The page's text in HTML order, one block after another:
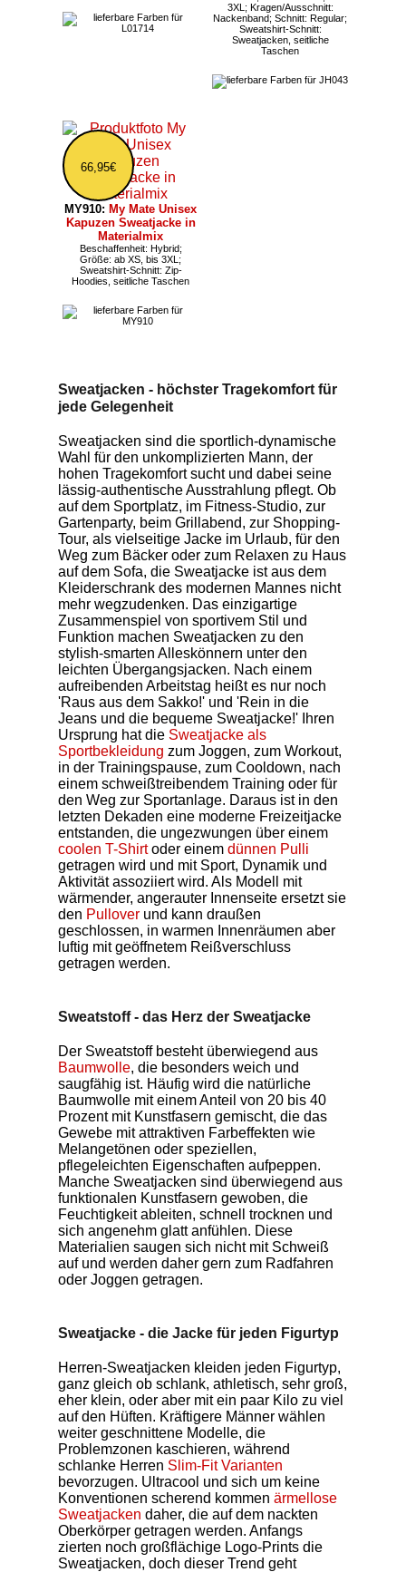
3XL; Kragen/Ausschnitt:
Nackenband; Schnitt: Regular;
Sweatshirt-Schnitt:
Sweatjacken, seitliche
Taschen
66,95€
MY910: My Mate Unisex
Kapuzen Sweatjacke in
Materialmix
Beschaffenheit: Hybrid;
Größe: ab XS, bis 3XL;
Sweatshirt-Schnitt: Zip-
Hoodies, seitliche Taschen
Sweatjacken - höchster Tragekomfort für
jede Gelegenheit
Sweatjacken sind die sportlich-dynamische
Wahl für den unkomplizierten Mann, der
hohen Tragekomfort sucht und dabei seine
lässig-authentische Ausstrahlung pflegt. Ob
auf dem Sportplatz, im Fitness-Studio, zur
Gartenparty, beim Grillabend, zur Shopping-
Tour, als vielseitige Jacke im Urlaub, für den
Weg zum Bäcker oder zum Relaxen zu Haus
auf dem Sofa, die Sweatjacke ist aus dem
Kleiderschrank des modernen Mannes nicht
mehr wegzudenken. Das einzigartige
Zusammenspiel von sportivem Stil und
Funktion machen Sweatjacken zu den
stylish-smarten Alleskönnern unter den
leichten Übergangsjacken. Nach einem
aufreibenden Arbeitstag heißt es nur noch
'Raus aus dem Sakko!' und 'Rein in die
Jeans und die bequeme Sweatjacke!' Ihren
Ursprung hat die Sweatjacke als
Sportbekleidung zum Joggen, zum Workout,
in der Trainingspause, zum Cooldown, nach
einem schweißtreibendem Training oder für
den Weg zur Sportanlage. Daraus ist in den
letzten Dekaden eine moderne Freizeitjacke
entstanden, die ungezwungen über einem
coolen T-Shirtoder einem dünnen Pulli
getragen wird und mit Sport, Dynamik und
Aktivität assoziiert wird. Als Modell mit
wärmender, angerauter Innenseite ersetzt sie
den Pullover und kann draußen
geschlossen, in warmen Innenräumen aber
luftig mit geöffnetem Reißverschluss
getragen werden.
Sweatstoff - das Herz der Sweatjacke
Der Sweatstoff besteht überwiegend aus
Baumwolle, die besonders weich und
saugfähig ist. Häufig wird die natürliche
Baumwolle mit einem Anteil von 20 bis 40
Prozent mit Kunstfasern gemischt, die das
Gewebe mit attraktiven Farbeffekten wie
Melangetönen oder speziellen,
pflegeleichten Eigenschaften aufpeppen.
Manche Sweatjacken sind überwiegend aus
funktionalen Kunstfasern gewoben, die
Feuchtigkeit ableiten, schnell trocknen und
sich angenehm glatt anfühlen. Diese
Materialien saugen sich nicht mit Schweiß
auf und werden daher gern zum Radfahren
oder Joggen getragen.
Sweatjacke - die Jacke für jeden Figurtyp
Herren-Sweatjacken kleiden jeden Figurtyp,
ganz gleich ob schlank, athletisch, sehr groß,
eher klein, oder aber mit ein paar Kilo zu viel
auf den Hüften. Kräftigere Männer wählen
weiter geschnittene Modelle, die
Problemzonen kaschieren, während
schlanke Herren Slim-Fit Varianten
bevorzugen. Ultracool und sich um keine
Konventionen scherend kommen ärmellose
Sweatjacken daher, die auf dem nackten
Oberkörper getragen werden. Anfangs
zierten noch großflächige Logo-Prints die
Sweatjacken, doch dieser Trend geht